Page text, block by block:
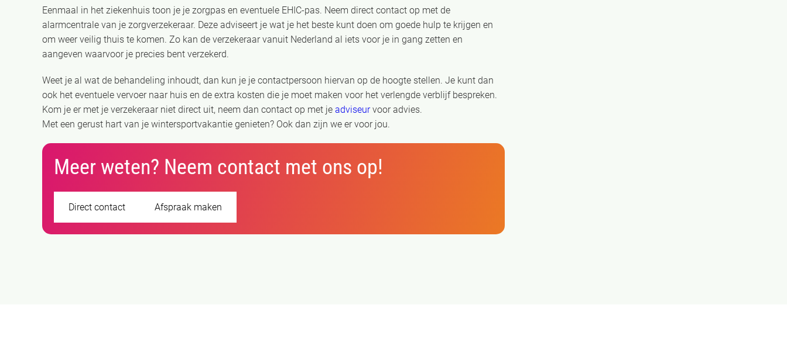
Eenmaal in het ziekenhuis toon je je zorgpas en eventuele EHIC-pas. Neem direct contact op met de
alarmcentrale van je zorgverzekeraar. Deze adviseert je wat je het beste kunt doen om goede hulp te krijgen en
om weer veilig thuis te komen. Zo kan de verzekeraar vanuit Nederland al iets voor je in gang zetten en
aangeven waarvoor je precies bent verzekerd.
Weet je al wat de behandeling inhoudt, dan kun je je contactpersoon hiervan op de hoogte stellen. Je kunt dan
ook het eventuele vervoer naar huis en de extra kosten die je moet maken voor het verlengde verblijf bespreken.
Kom je er met je verzekeraar niet direct uit, neem dan contact op met je adviseurvoor advies.
Met een gerust hart van je wintersportvakantie genieten? Ook dan zijn we er voor jou.
Meer weten? Neem contact met ons op!
Direct contact Afspraak maken